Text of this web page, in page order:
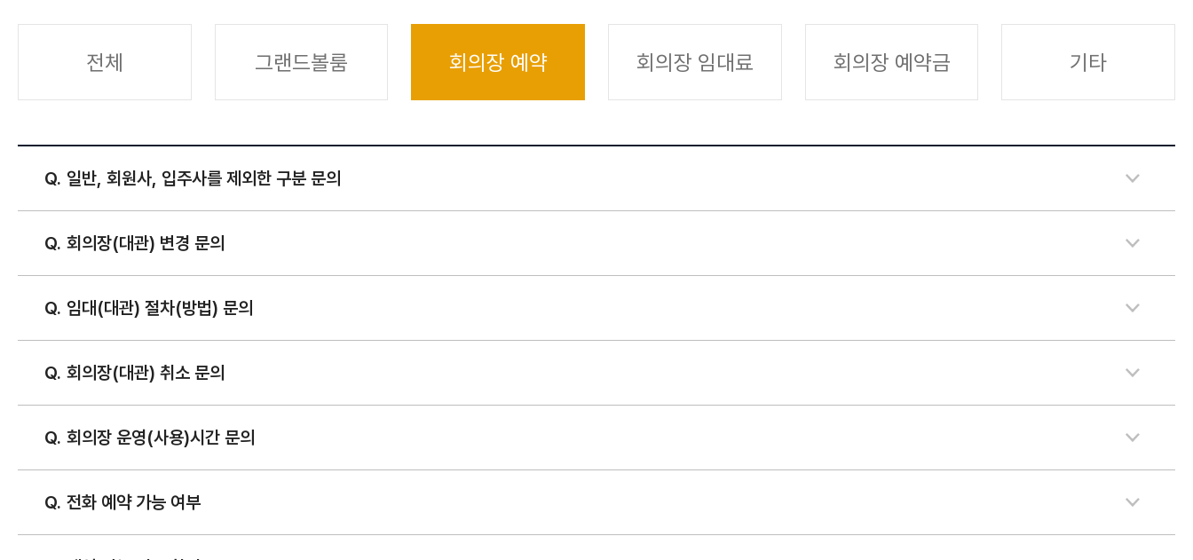
전체 그랜드볼룸 회의장 예약 회의장 임대료 회의장 예약금 기타
일반, 회원사, 입주사를 제외한 구분 문의
회의장(대관) 변경 문의
임대(대관) 절차(방법) 문의
회의장(대관) 취소 문의
회의장 운영(사용)시간 문의
전화 예약 가능 여부